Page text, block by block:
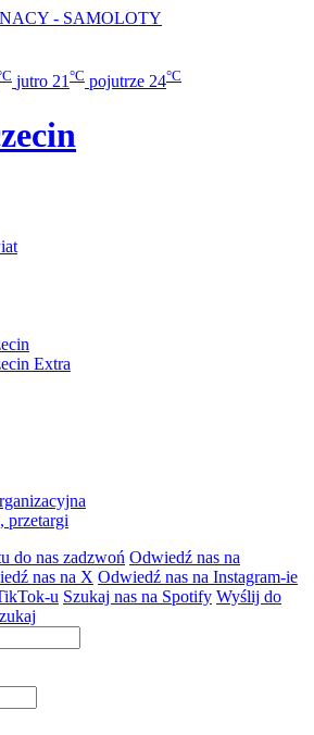
- SAMOLOTY
jutro 21 °C pojutrze 24°C
Extra
przetargi
do nas zadzwoń Odwiedź nas na
nas na X Odwiedź nas na Instagram-ie
u Szukaj nas na Spotify Wyślij do